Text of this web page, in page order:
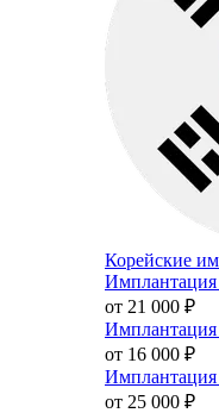
Корейские
от 21 000 ₽
Имплантация
от 16 000 ₽
от 25 000 ₽